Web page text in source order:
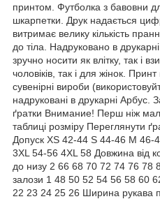
принтом. Футболка з бавовни
шкарпетки. Друк надається
витримає велику кількість
до тіла. Надруковано в
зручно носити як влітку, так і
чоловіків, так і для жінок.
сувенірні вироби
надруковані в друкарні Арбус.
ґратки Внимание! Перш ніж
таблиці розміру Переглянути
Допуск XS 42-44 S 44-46 M 46-
3XL 54-56 4XL 58 Довжина від
до низу 2 66 68 70 72 74 76 78
залози 1 48 50 52 54 56 58 60
22 23 24 25 26 Ширина рукава